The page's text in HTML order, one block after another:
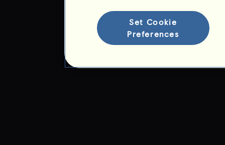
Set Cookie
Preferences